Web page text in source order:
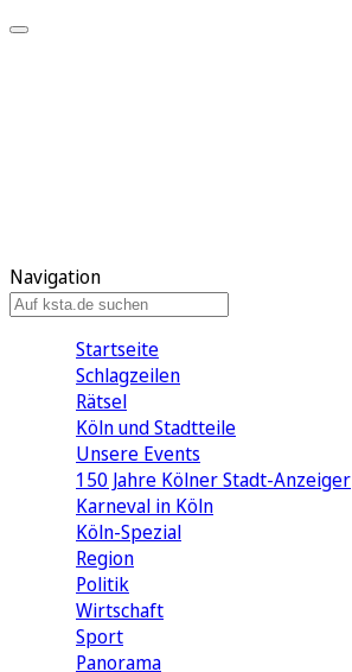
Navigation
Startseite
Schlagzeilen
Rätsel
Köln und Stadtteile
Unsere Events
150 Jahre Kölner Stadt-Anzeiger
Karneval in Köln
Köln-Spezial
Region
Politik
Wirtschaft
Sport
Panorama